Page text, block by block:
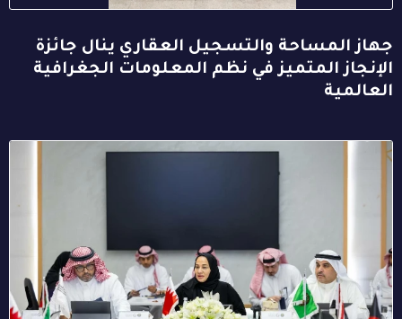
جهاز المساحة والتسجيل العقاري ينال جائزة
الإنجاز المتميز في نظم المعلومات الجغرافية
العالمية